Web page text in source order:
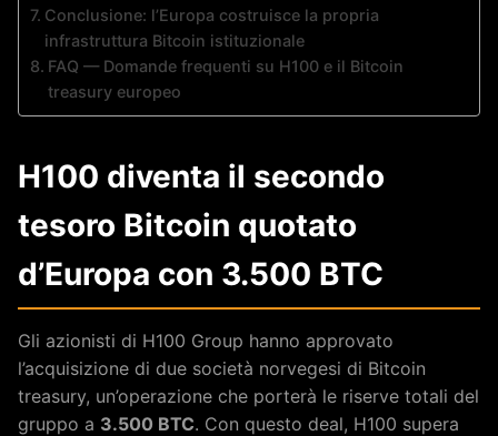
Conclusione: l’Europa costruisce la propria
infrastruttura Bitcoin istituzionale
FAQ — Domande frequenti su H100 e il Bitcoin
treasury europeo
H100 diventa il secondo
tesoro Bitcoin quotato
d’Europa con 3.500 BTC
Gli azionisti di H100 Group hanno approvato
l’acquisizione di due società norvegesi di Bitcoin
treasury, un’operazione che porterà le riserve totali del
gruppo a 3.500 BTC. Con questo deal, H100 supera